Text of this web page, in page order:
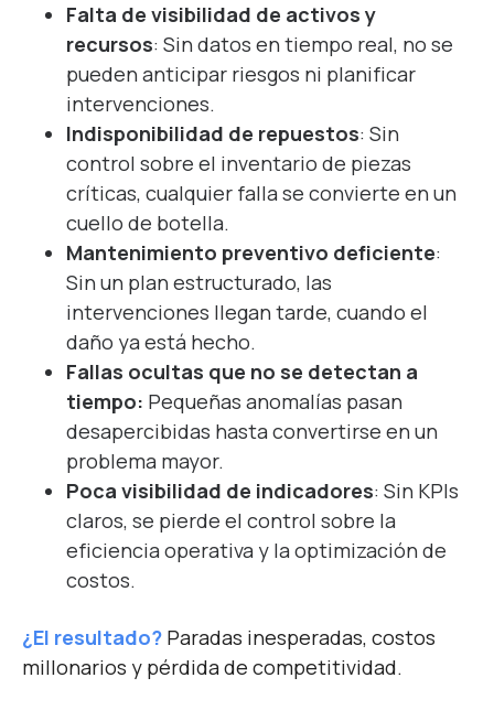
Falta de visibilidad de activos y
recursos: Sin datos en tiempo real, no se
pueden anticipar riesgos ni planificar
intervenciones.
Indisponibilidad de repuestos: Sin
control sobre el inventario de piezas
críticas, cualquier falla se convierte en un
cuello de botella.
Mantenimiento preventivo deficiente:
Sin un plan estructurado, las
intervenciones llegan tarde, cuando el
daño ya está hecho.
Fallas ocultas que no se detectan a
tiempo: Pequeñas anomalías pasan
desapercibidas hasta convertirse en un
problema mayor.
Poca visibilidad de indicadores: Sin KPIs
claros, se pierde el control sobre la
eficiencia operativa y la optimización de
costos.
¿El resultado? Paradas inesperadas, costos
millonarios y pérdida de competitividad.